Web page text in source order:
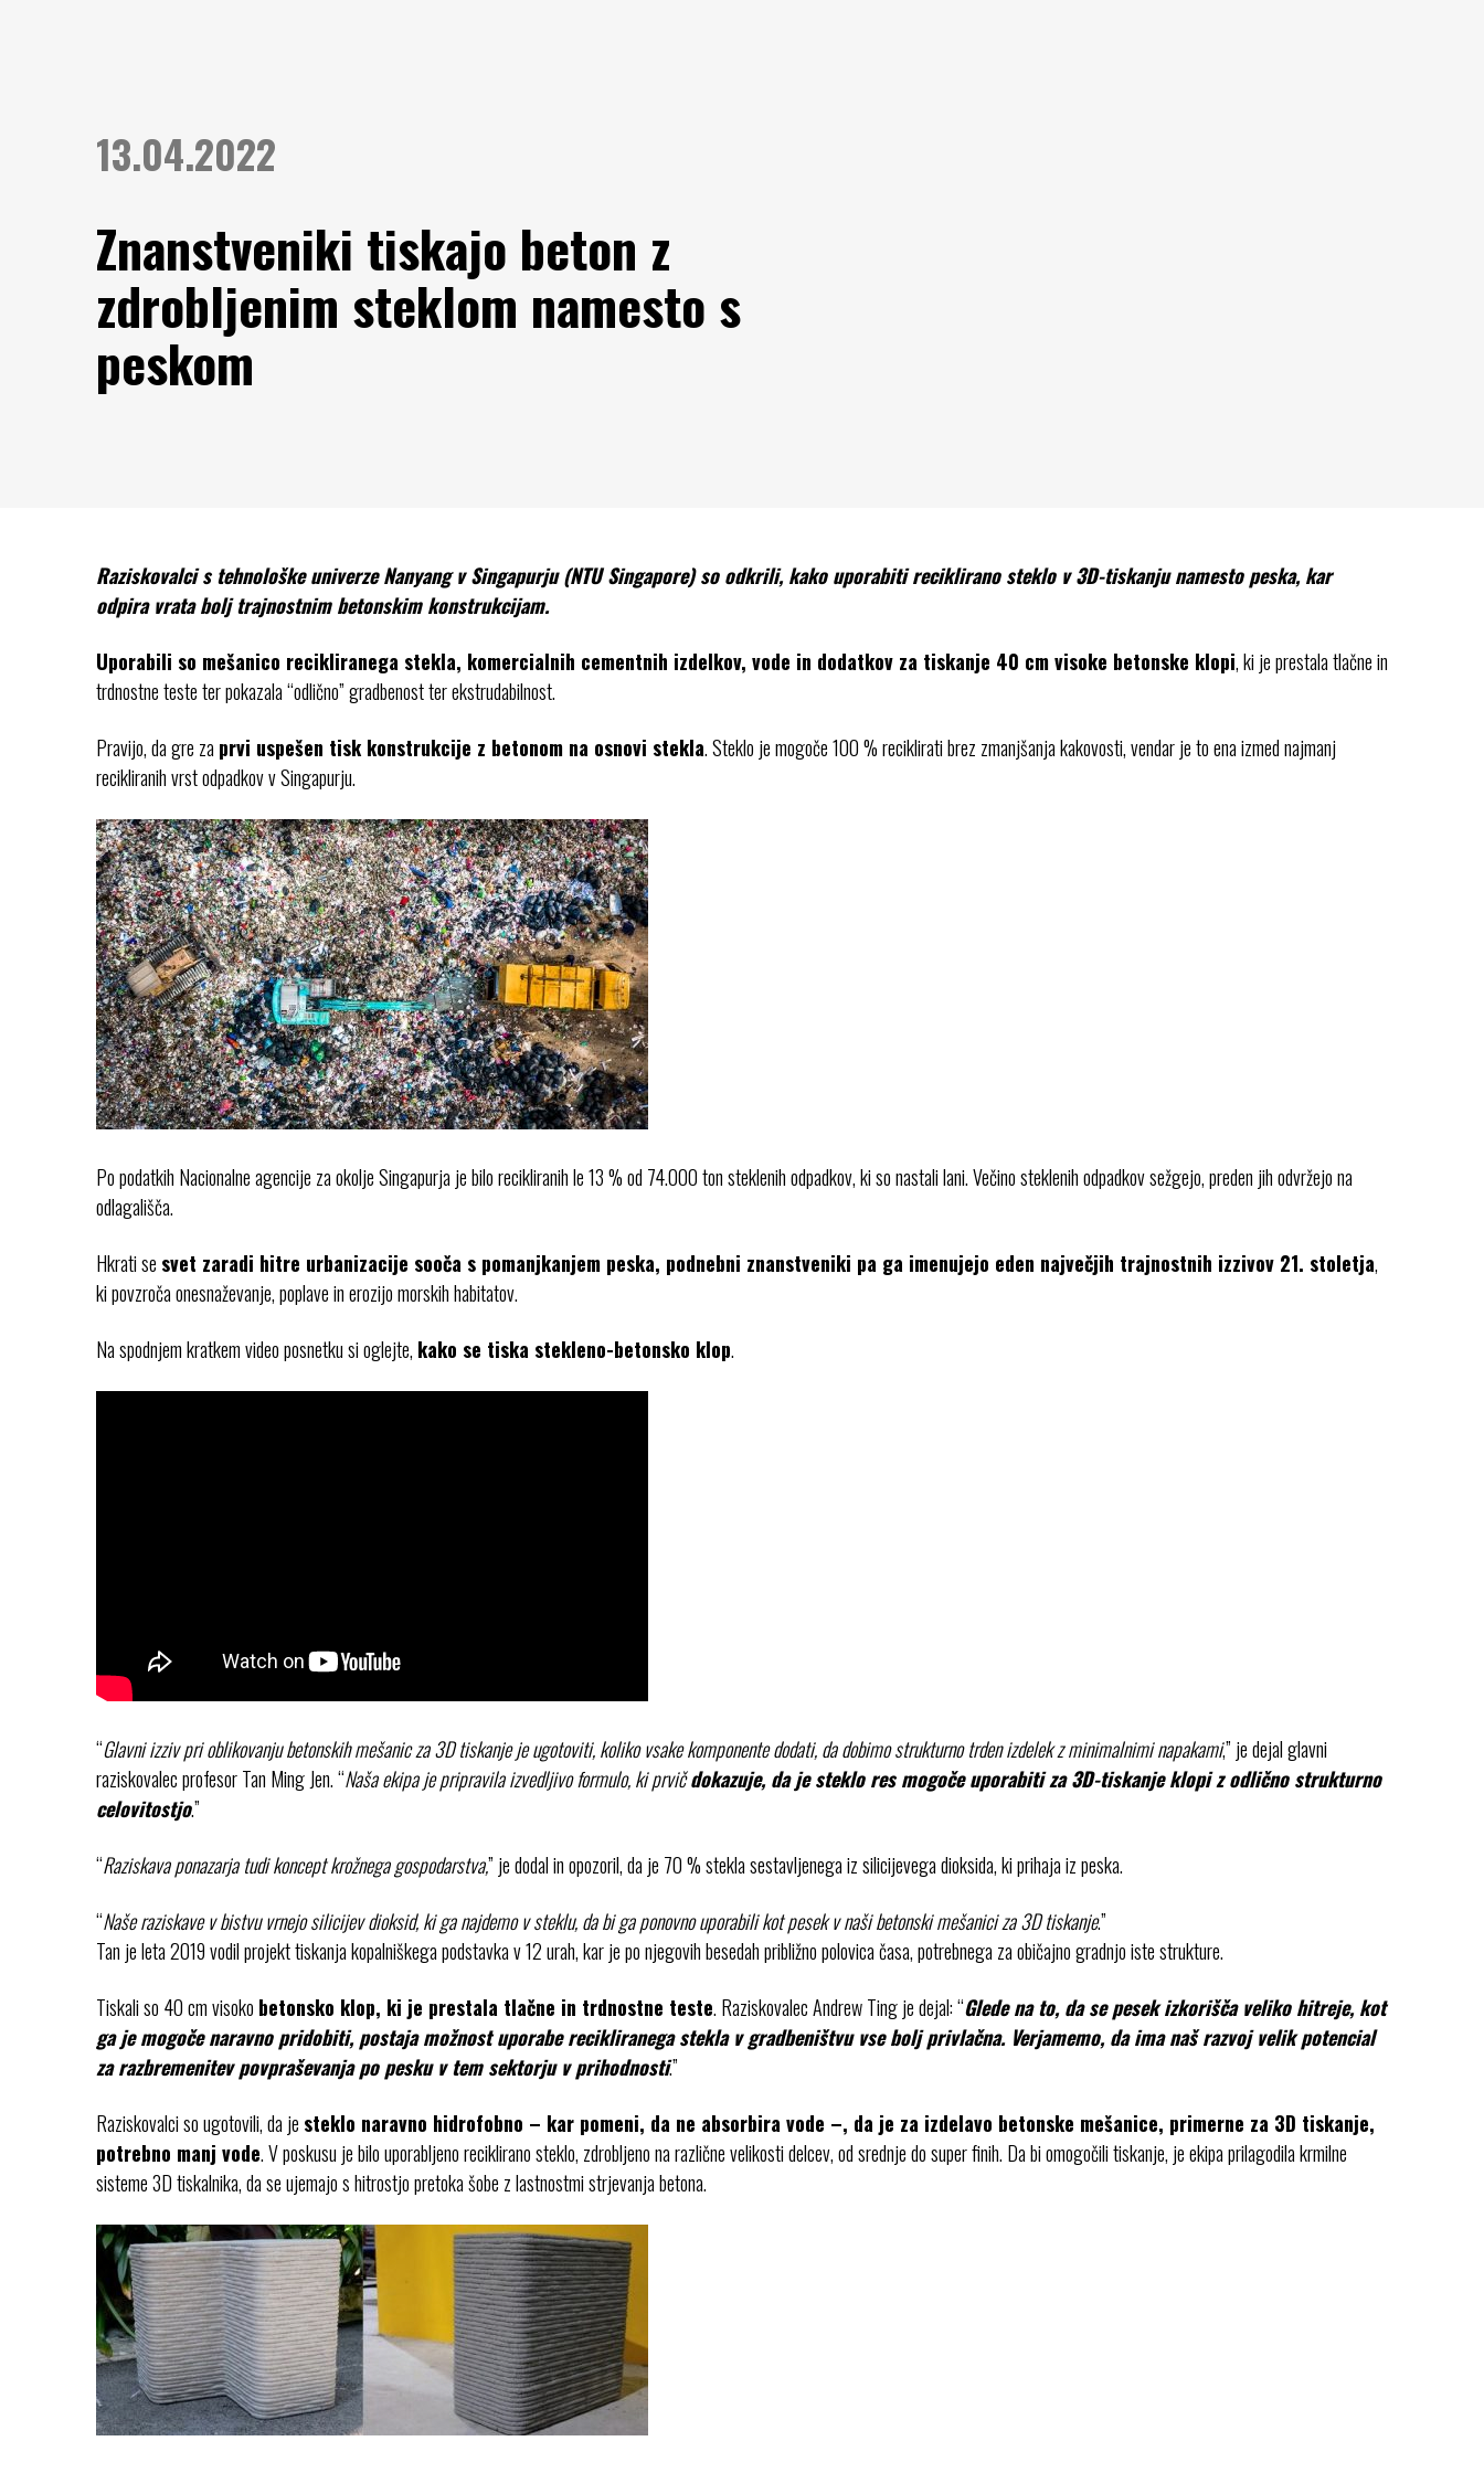
13.04.2022
Znanstveniki tiskajo beton z
zdrobljenim steklom namesto s
peskom
Raziskovalci s tehnološke univerze Nanyang v Singapurju (NTU Singapore) so odkrili, kako uporabiti reciklirano steklo v 3D-tiskanju namesto peska, kar
odpira vrata bolj trajnostnim betonskim konstrukcijam.
Uporabili so mešanico recikliranega stekla, komercialnih cementnih izdelkov, vode in dodatkov za tiskanje 40 cm visoke betonske klopi, ki je prestala tlačne in
trdnostne teste ter pokazala “odlično” gradbenost ter ekstrudabilnost.
Pravijo, da gre za prvi uspešen tisk konstrukcije z betonom na osnovi stekla. Steklo je mogoče 100 % reciklirati brez zmanjšanja kakovosti, vendar je to ena izmed najmanj
recikliranih vrst odpadkov v Singapurju.
Po podatkih Nacionalne agencije za okolje Singapurja je bilo recikliranih le 13 % od 74.000 ton steklenih odpadkov, ki so nastali lani. Večino steklenih odpadkov sežgejo, preden jih odvržejo na
odlagališča.
Hkrati se svet zaradi hitre urbanizacije sooča s pomanjkanjem peska, podnebni znanstveniki pa ga imenujejo eden največjih trajnostnih izzivov 21. stoletja,
ki povzroča onesnaževanje, poplave in erozijo morskih habitatov.
Na spodnjem kratkem video posnetku si oglejte, kako se tiska stekleno-betonsko klop.
“Glavni izziv pri oblikovanju betonskih mešanic za 3D tiskanje je ugotoviti, koliko vsake komponente dodati, da dobimo strukturno trden izdelek z minimalnimi napakami,” je dejal glavni
raziskovalec profesor Tan Ming Jen. “Naša ekipa je pripravila izvedljivo formulo, ki prvičdokazuje, da je steklo res mogoče uporabiti za 3D-tiskanje klopi z odlično strukturno
celovitostjo.”
“Raziskava ponazarja tudi koncept krožnega gospodarstva,” je dodal in opozoril, da je 70 % stekla sestavljenega iz silicijevega dioksida, ki prihaja iz peska.
“Naše raziskave v bistvu vrnejo silicijev dioksid, ki ga najdemo v steklu, da bi ga ponovno uporabili kot pesek v naši betonski mešanici za 3D tiskanje.”
Tan je leta 2019 vodil projekt tiskanja kopalniškega podstavka v 12 urah, kar je po njegovih besedah približno polovica časa, potrebnega za običajno gradnjo iste strukture.
Tiskali so 40 cm visoko betonsko klop, ki je prestala tlačne in trdnostne teste. Raziskovalec Andrew Ting je dejal: “Glede na to, da se pesek izkorišča veliko hitreje, kot
ga je mogoče naravno pridobiti, postaja možnost uporabe recikliranega stekla v gradbeništvu vse bolj privlačna. Verjamemo, da ima naš razvoj velik potencial
za razbremenitev povpraševanja po pesku v tem sektorju v prihodnosti.”
Raziskovalci so ugotovili, da je steklo naravno hidrofobno – kar pomeni, da ne absorbira vode –, da je za izdelavo betonske mešanice, primerne za 3D tiskanje,
potrebno manj vode. V poskusu je bilo uporabljeno reciklirano steklo, zdrobljeno na različne velikosti delcev, od srednje do super finih. Da bi omogočili tiskanje, je ekipa prilagodila krmilne
sisteme 3D tiskalnika, da se ujemajo s hitrostjo pretoka šobe z lastnostmi strjevanja betona.